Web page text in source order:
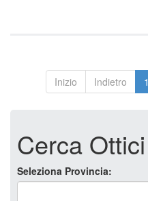
Inizio Indietro 1
Cerca Ottici
Seleziona Provincia: